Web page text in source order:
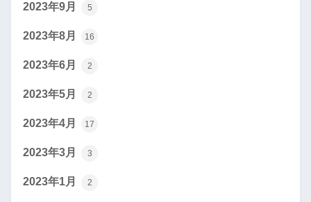
2023年9月 5
2023年8月 16
2023年6月 2
2023年5月 2
2023年4月 17
2023年3月 3
2023年1月 2